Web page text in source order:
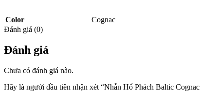
Color
Cognac
Đánh giá (0)
Đánh giá
Chưa có đánh giá nào.
Hãy là người đầu tiên nhận xét “Nhẫn Hổ Phách Baltic Cognac